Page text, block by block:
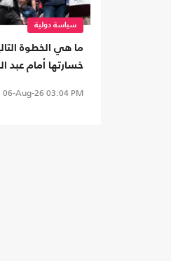
سياسة دولية
ما هي الخطوة
خسارتها أمام عبد
06-Aug-26 03:04 PM